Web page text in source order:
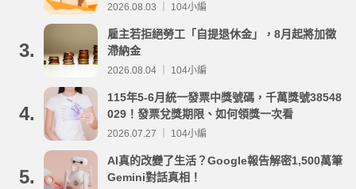
2026.08.03 ｜ 104小編
3.
雇主若拒絕勞工「自提退休金」，8月起將加徵
滯納金
2026.08.04 ｜ 104小編
4.
115年5-6月統一發票中獎號碼，千萬獎號38548
029！發票兌獎期限、如何領獎一次看
2026.07.27 ｜ 104小編
5.
AI真的改變了生活？Google報告解密1,500萬筆
Gemini對話真相！